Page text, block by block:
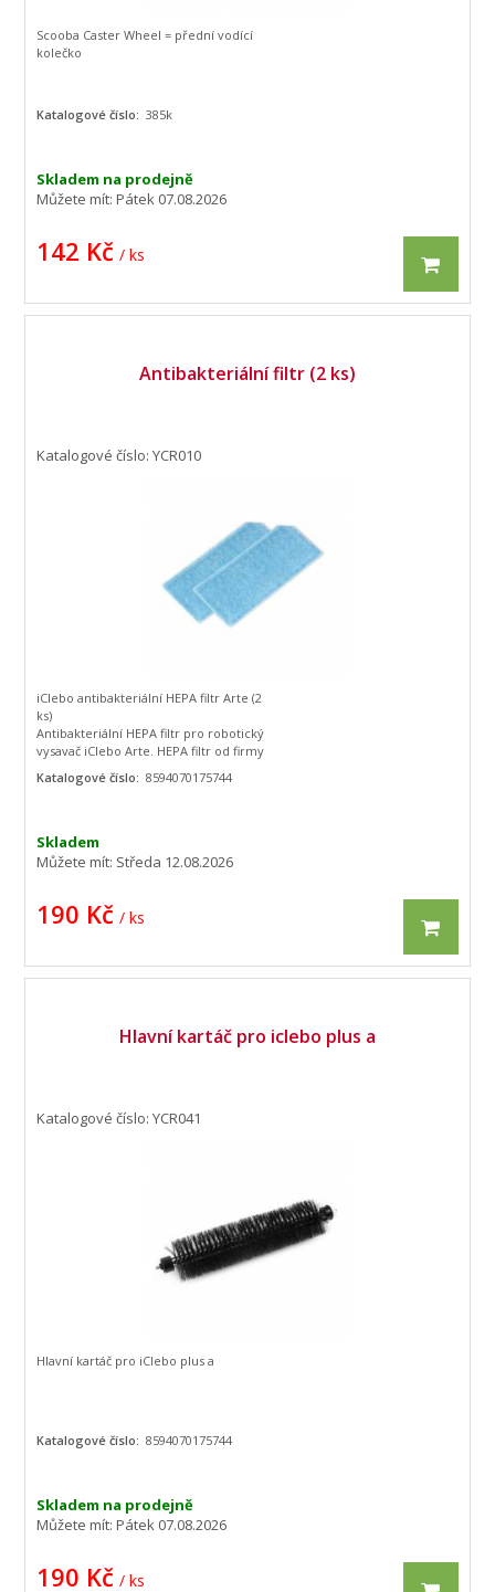
Skladem na prodejně
Můžete mít:Pátek 07.08.2026
142 Kč / ks
Scooba Caster Wheel = přední vodící
kolečko
Katalogové číslo:385k
Antibakteriální filtr (2 ks)
Katalogové číslo: YCR010
Skladem
Můžete mít: Středa 12.08.2026
190 Kč / ks
iClebo antibakteriální HEPA filtr Arte (2
ks)
Antibakteriální HEPA filtr pro robotický
vysavač iClebo Arte. HEPA filtr od firmy
Delastar Technolgies USA odfiltruje
jemný prach a alergeny. Obsah balení 2
vysavač:
iClebo Arte
Katalogové číslo:8594070175744
Hlavní kartáč pro iclebo plus a
Katalogové číslo: YCR041
Skladem na prodejně
Můžete mít:Pátek 07.08.2026
190 Kč / ks
Hlavní kartáč pro iClebo plus a
Katalogové číslo:8594070175744